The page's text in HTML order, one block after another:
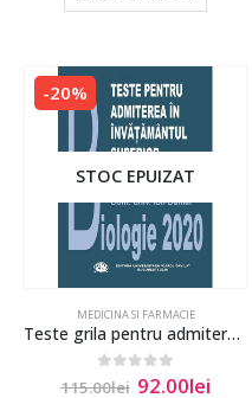
-20%
STOC EPUIZAT
MEDICINA SI FARMACIE
Teste grila pentru admitere in invatamantul superior medical-Biologie(ed. 2020)
out of 5
115.00lei 92.00lei